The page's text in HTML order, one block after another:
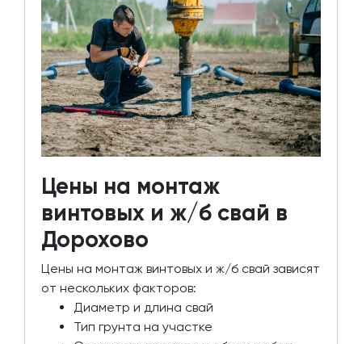
Цены на монтаж
винтовых и ж/б свай в
Дорохово
Цены на монтаж винтовых и ж/б свай зависят
от нескольких факторов:
Диаметр и длина свай
Тип грунта на участке